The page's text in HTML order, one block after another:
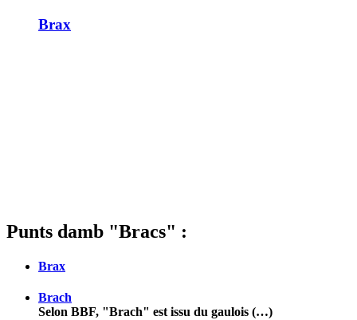
Brax
Punts damb "Bracs" :
Brax
Brach
Selon BBF, "Brach" est issu du gaulois (…)